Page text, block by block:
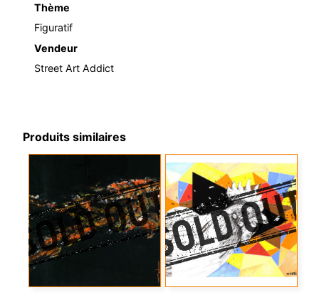
Thème
Figuratif
Vendeur
Street Art Addict
Produits similaires